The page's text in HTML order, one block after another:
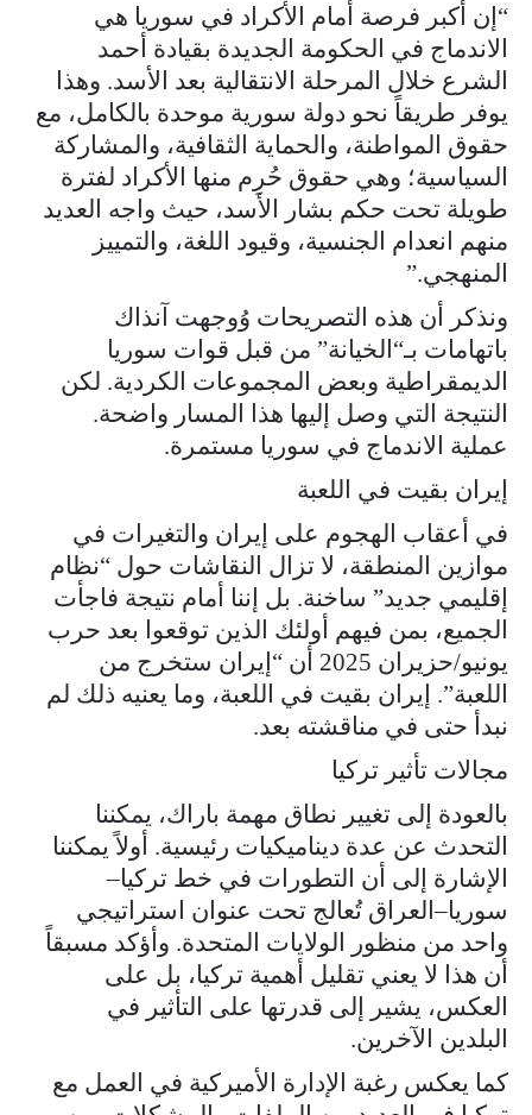
“إن أكبر فرصة أمام الأكراد في سوريا هي
الاندماج في الحكومة الجديدة بقيادة أحمد
الشرع خلال المرحلة الانتقالية بعد الأسد. وهذا
يوفر طريقاً نحو دولة سورية موحدة بالكامل، مع
حقوق المواطنة، والحماية الثقافية، والمشاركة
السياسية؛ وهي حقوق حُرِم منها الأكراد لفترة
طويلة تحت حكم بشار الأسد، حيث واجه العديد
منهم انعدام الجنسية، وقيود اللغة، والتمييز
المنهجي.”
ونذكر أن هذه التصريحات وُوجهت آنذاك
باتهامات بـ“الخيانة” من قبل قوات سوريا
الديمقراطية وبعض المجموعات الكردية. لكن
النتيجة التي وصل إليها هذا المسار واضحة.
عملية الاندماج في سوريا مستمرة.
إيران بقيت في اللعبة
في أعقاب الهجوم على إيران والتغيرات في
موازين المنطقة، لا تزال النقاشات حول “نظام
إقليمي جديد” ساخنة. بل إننا أمام نتيجة فاجأت
الجميع، بمن فيهم أولئك الذين توقعوا بعد حرب
يونيو/حزيران 2025 أن “إيران ستخرج من
اللعبة”. إيران بقيت في اللعبة، وما يعنيه ذلك لم
نبدأ حتى في مناقشته بعد.
مجالات تأثير تركيا
بالعودة إلى تغيير نطاق مهمة باراك، يمكننا
التحدث عن عدة ديناميكيات رئيسية. أولاً يمكننا
الإشارة إلى أن التطورات في خط تركيا–
سوريا–العراق تُعالج تحت عنوان استراتيجي
واحد من منظور الولايات المتحدة. وأؤكد مسبقاً
أن هذا لا يعني تقليل أهمية تركيا، بل على
العكس، يشير إلى قدرتها على التأثير في
البلدين الآخرين.
كما يعكس رغبة الإدارة الأميركية في العمل مع